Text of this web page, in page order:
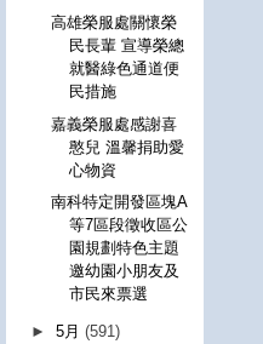
高雄榮服處關懷榮
民長輩 宣導榮總
就醫綠色通道便
民措施
嘉義榮服處感謝喜
憨兒 溫馨捐助愛
心物資
南科特定開發區塊A
等7區段徵收區公
園規劃特色主題
邀幼園小朋友及
市民來票選
►5月(591)